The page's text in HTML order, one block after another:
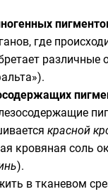
где
различные
красной
кровяная соль
).
в тканевом